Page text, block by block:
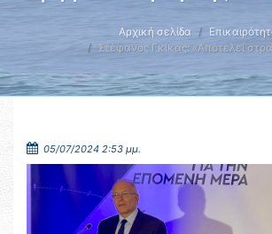
Αρχική σελίδα
Στέφανος Γκίκας: «Αποτελεί
05/07/2024 2:53 μμ.